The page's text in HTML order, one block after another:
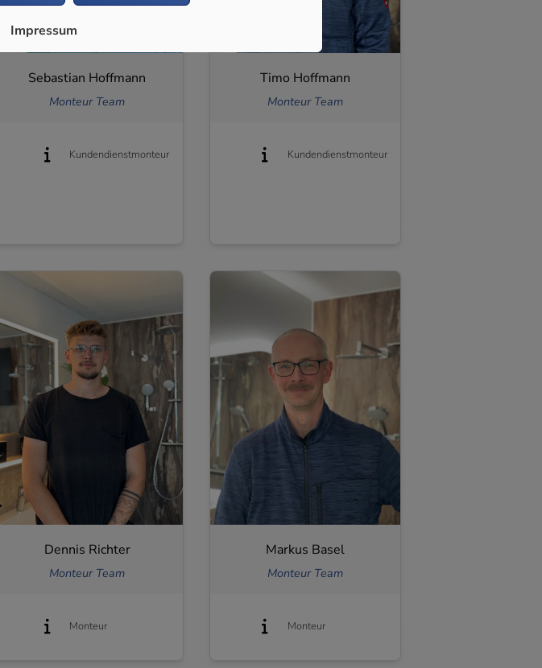
Sebastian Hoffmann
Monteur Team
Kundendienstmonteur
Timo Hoffmann
Monteur Team
Kundendienstmonteur
Dennis Richter
Monteur Team
Monteur
Markus Basel
Monteur Team
Monteur
Impressum